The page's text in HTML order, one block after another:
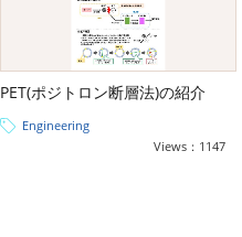
PET(ポジトロン断層法)の紹介
Engineering
Views：1147